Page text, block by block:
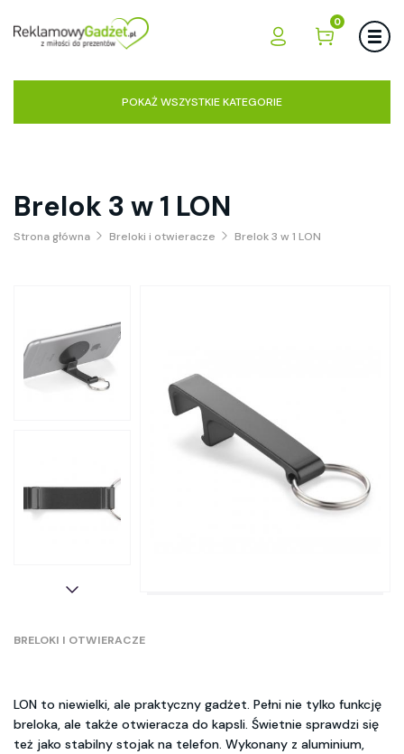
0
POKAŻ WSZYSTKIE KATEGORIE
Brelok 3 w 1 LON
Strona główna Breloki i otwieracze Brelok 3 w 1 LON
BRELOKI I OTWIERACZE
LON to niewielki, ale praktyczny gadżet. Pełni nie tylko funkcję
breloka, ale także otwieracza do kapsli. Świetnie sprawdzi się
też jako stabilny stojak na telefon. Wykonany z aluminium,